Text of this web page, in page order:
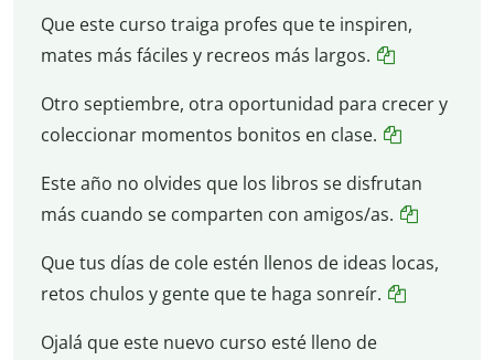
Que este curso traiga profes que te inspiren,
mates más fáciles y recreos más largos.
Otro septiembre, otra oportunidad para crecer y
coleccionar momentos bonitos en clase.
Este año no olvides que los libros se disfrutan
más cuando se comparten con amigos/as.
Que tus días de cole estén llenos de ideas locas,
retos chulos y gente que te haga sonreír.
Ojalá que este nuevo curso esté lleno de